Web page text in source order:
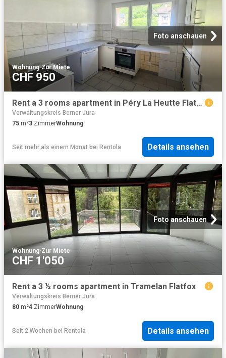
Foto anschauen
Wohnung·Zur Miete
CHF 950
Rent a 3 rooms apartment in Péry La Heutte Flatfox
Verwaltungskreis Berner Jura
75 m²3 ZimmerWohnung
Seit mehr als einem Monat bei Rentola Details ansehen
Foto anschauen
Wohnung·Zur Miete
CHF 1'050
Rent a 3 ½ rooms apartment in Tramelan Flatfox
Verwaltungskreis Berner Jura
80 m²4 ZimmerWohnung
Seit 2 Wochen bei Rentola Details ansehen